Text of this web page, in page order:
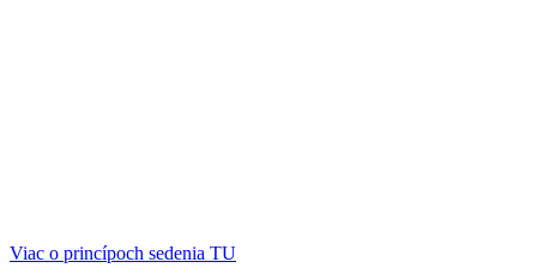
Viac o princípoch sedenia TU